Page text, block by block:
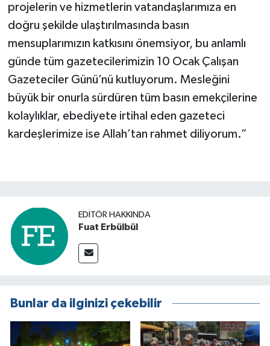
projelerin ve hizmetlerin vatandaşlarımıza en
doğru şekilde ulaştırılmasında basın
mensuplarımızın katkısını önemsiyor, bu anlamlı
günde tüm gazetecilerimizin 10 Ocak Çalışan
Gazeteciler Günü’nü kutluyorum. Mesleğini
büyük bir onurla sürdüren tüm basın emekçilerine
kolaylıklar, ebediyete irtihal eden gazeteci
kardeşlerimize ise Allah’tan rahmet diliyorum.”
EDITÖR HAKKINDA
Fuat Erbülbül
Bunlar da ilginizi çekebilir